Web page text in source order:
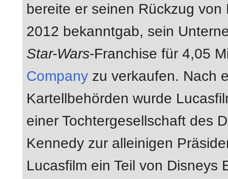
bereite er seinen Rückzug
2012 bekanntgab, sein
Star-Wars-Franchise für 4,05
Company zu verkaufen. Nach
Kartellbehörden wurde
einer Tochtergesellschaft des
Kennedy zur alleinigen
Lucasfilm ein Teil von Disneys